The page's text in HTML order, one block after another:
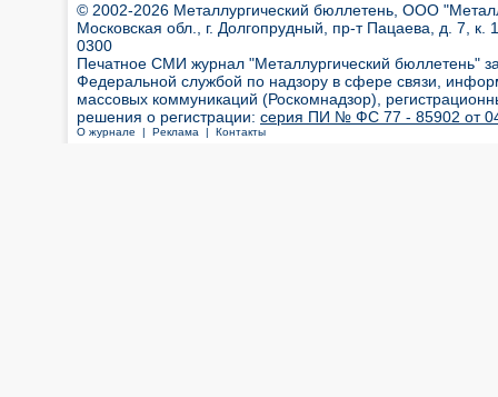
© 2002-2026 Металлургический бюллетень, ООО
Московская обл., г. Долгопрудный, пр-т Пацаева, д. 7,
0300
Печатное СМИ журнал "Металлургический бюллетень"
Федеральной службой по надзору в сфере связи,
массовых коммуникаций (Роскомнадзор),
решения о регистрации: серия ПИ № ФС 77 - 85902 от 04
О журнале | Реклама | Контакты